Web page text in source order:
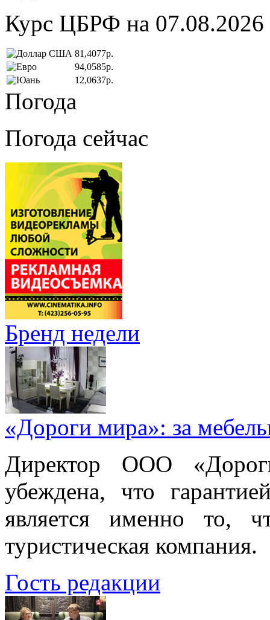
Курс ЦБРФ на 07.08.2026
81,4077р.
94,0585р.
12,0637р.
Погода
Погода сейчас
Бренд недели
«Дороги мира»: за
Директор ООО
убеждена, что
является именно то,
туристическая компания.
Гость редакции